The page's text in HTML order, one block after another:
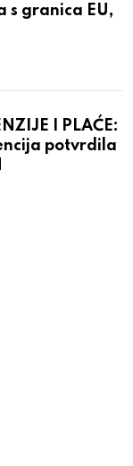
s granica EU,
I PLAĆE:
potvrdila